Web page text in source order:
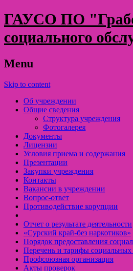
ГАУСО ПО
социального
Menu
Skip to content
Об учреждении
Общие сведения
Структура учреждения
Фотогалерея
Документы
Лицензии
Условия приема и содержания
Презентации
Закупки учреждения
Контакты
Вакансии в учреждении
Вопрос-ответ
Противодействие корупции
Отчет о результате деятельности
«Cурский край-без наркотиков»
Порядок предоставления
Перечень и тарифы социальных
Профсоюзная организация
Акты проверок